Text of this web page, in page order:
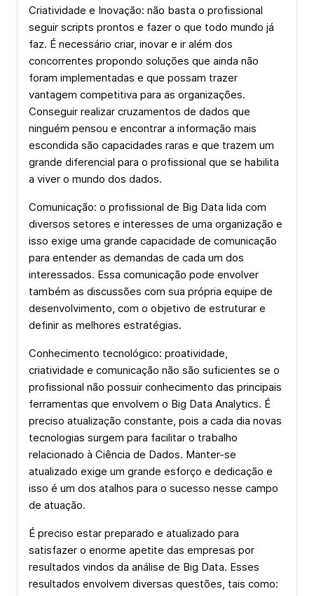
Criatividade e Inovação: não basta o profissional
seguir scripts prontos e fazer o que todo mundo já
faz. É necessário criar, inovar e ir além dos
concorrentes propondo soluções que ainda não
foram implementadas e que possam trazer
vantagem competitiva para as organizações.
Conseguir realizar cruzamentos de dados que
ninguém pensou e encontrar a informação mais
escondida são capacidades raras e que trazem um
grande diferencial para o profissional que se habilita
a viver o mundo dos dados.
Comunicação: o profissional de Big Data lida com
diversos setores e interesses de uma organização e
isso exige uma grande capacidade de comunicação
para entender as demandas de cada um dos
interessados. Essa comunicação pode envolver
também as discussões com sua própria equipe de
desenvolvimento, com o objetivo de estruturar e
definir as melhores estratégias.
Conhecimento tecnológico: proatividade,
criatividade e comunicação não são suficientes se o
profissional não possuir conhecimento das principais
ferramentas que envolvem o Big Data Analytics. É
preciso atualização constante, pois a cada dia novas
tecnologias surgem para facilitar o trabalho
relacionado à Ciência de Dados. Manter-se
atualizado exige um grande esforço e dedicação e
isso é um dos atalhos para o sucesso nesse campo
de atuação.
É preciso estar preparado e atualizado para
satisfazer o enorme apetite das empresas por
resultados vindos da análise de Big Data. Esses
resultados envolvem diversas questões, tais como: